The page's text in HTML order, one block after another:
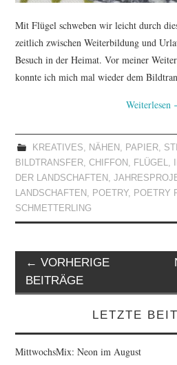
Mit Flügel schweben wir leicht durch
zeitlich zwischen Weiterbildung und
Besuch in der Heimat. Vor meiner
konnte ich mich mal wieder dem
Weiterlesen
KREATIVES, NÄHEN , PAPIER,
BILDTRANSFER,CHIFFON , FLÜGEL,
DER LANDSCHAFTEN ,
LANDSCHAFTEN , POETRY, POETRY
SCHMETTERLING
Artikel-
Navigation
← VORHERIGE
BEITRÄGE
LETZTE
MittwochsMix: Neon im August